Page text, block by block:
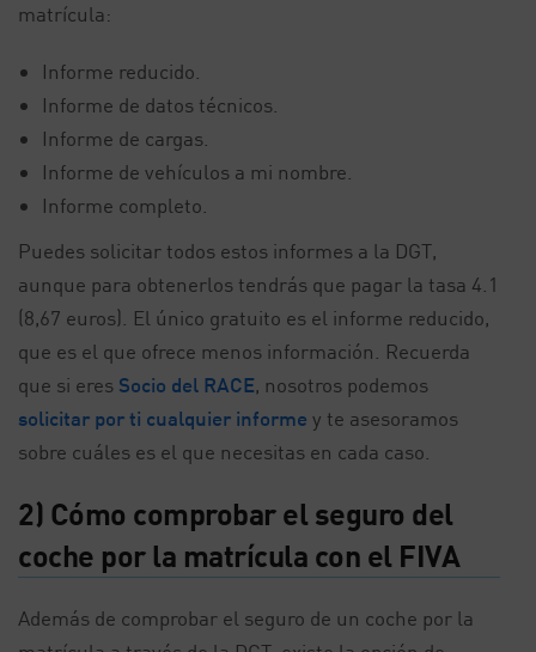
matrícula:
Informe reducido.
Informe de datos técnicos.
Informe de cargas.
Informe de vehículos a mi nombre.
Informe completo.
Puedes solicitar todos estos informes a la DGT,
aunque para obtenerlos tendrás que pagar la tasa 4.1
(8,67 euros). El único gratuito es el informe reducido,
que es el que ofrece menos información. Recuerda
que si eres Socio del RACE, nosotros podemos
solicitar por ti cualquier informe y te asesoramos
sobre cuáles es el que necesitas en cada caso.
2) Cómo comprobar el seguro del
coche por la matrícula con el FIVA
Además de comprobar el seguro de un coche por la